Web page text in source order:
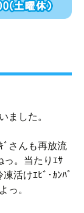
ました。
ﾞさんも再放流
っ。当たりｴｻ
活けｴﾋﾞ･ｶﾝﾊﾟ
っ。